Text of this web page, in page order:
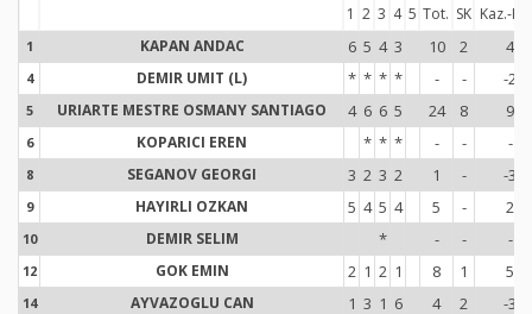
1 2 3 4 5 Tot. SK Kaz.-
1 KAPAN ANDAC 6 5 4 3 10 2 4
4 DEMIR UMIT (L) * * * * - - -2
5 URIARTE MESTRE OSMANY SANTIAGO 4 6 6 5 24 8 9
6 KOPARICI EREN * * * - - -
8 SEGANOV GEORGI 3 2 3 2 1 - -3
9 HAYIRLI OZKAN 5 4 5 4 5 - 2
10 DEMIR SELIM * - - -
12 GOK EMIN 2 1 2 1 8 1 5
14 AYVAZOGLU CAN 1 3 1 6 4 2 -3